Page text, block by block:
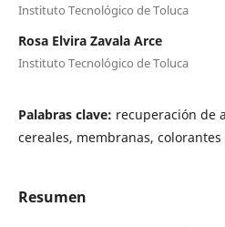
Instituto Tecnológico de Toluca
Rosa Elvira Zavala Arce
Instituto Tecnológico de Toluca
Palabras clave: recuperación de
cereales, membranas, colorantes
Resumen